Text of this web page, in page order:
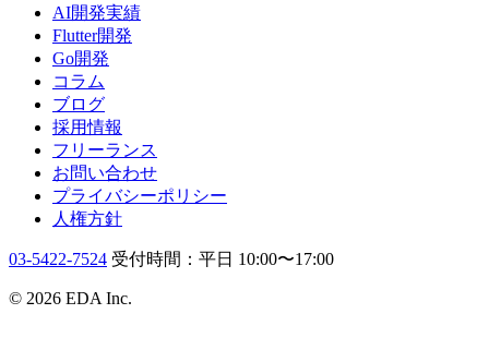
AI開発実績
Flutter開発
Go開発
コラム
ブログ
採用情報
フリーランス
お問い合わせ
プライバシーポリシー
人権方針
03-5422-7524 受付時間：平日 10:00〜17:00
© 2026 EDA Inc.